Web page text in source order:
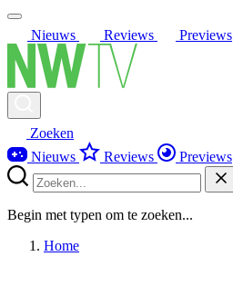
Nieuws Reviews Previews
Zoeken
Nieuws
Reviews Previews
Begin met typen om te zoeken...
Home